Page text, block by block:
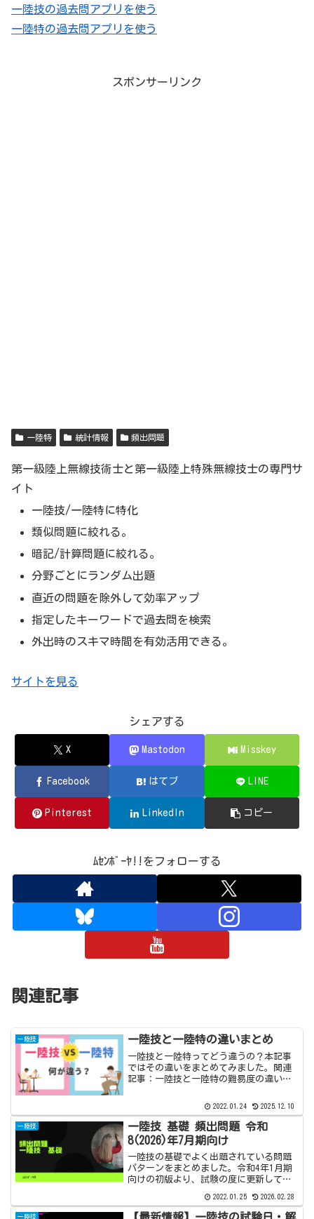
一陸技の過去問アプリを使う
一陸特の過去問アプリを使う
スポンサーリンク
一陸特 統計情報 頻出問題
第一級陸上無線技術士と第一級陸上特殊無線技士の専門サ
イト
一陸技/一陸特に特化
類似問題に絞れる。
暗記/計算問題に絞れる。
分野ごとにランダム出題
直近の問題を除外して効率アップ
指定したキーワードで過去問を検索
外出時のスキマ時間を有効活用できる。
サイトを見る
シェアする
X Mastodon Misskey
Facebook はてブ LINE
Pinterest LinkedIn コピー
ﾑｾﾝﾎﾞｰﾔ!!をフォローする
関連記事
一陸技 一陸技と一陸特の違いまとめ
一陸技と一陸特ってどう違うの？本記事
ではその違いをまとめてみました。関連
記事：一陸技と一陸特の難易度の違い操
備の操作範囲に違いがあります。次の表
は日本無線協会が公開している情報をも
とに、まとめたものです。...
2022.01.24 2025.12.10
一陸技
一陸技 基礎 頻出問題 令和
8(2026)年7月期向け
一陸技の基礎でよく出題されている問題
パターンをまとめました。令和4年1月期
向けの初版より、試験の度に更新してい
問題ばかりです。この問題から優先的に
勉強するのも良いでしょう。また、試験
2022.01.25 2026.02.28
一陸技